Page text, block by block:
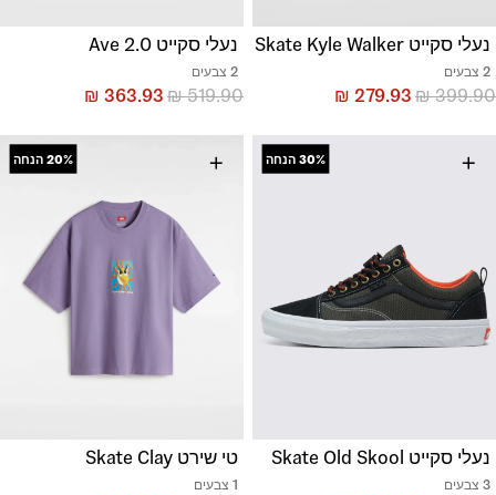
נעלי סקייט Skate Kyle Walker
2 צבעים
₪399.90
₪ 279.93
נעלי סקייט Ave 2.0
2 צבעים
₪519.90
₪ 363.93
+
30% הנחה
נעלי סקייט Skate Old Skool
3 צבעים
+
20% הנחה
טי שירט Skate Clay
1 צבעים